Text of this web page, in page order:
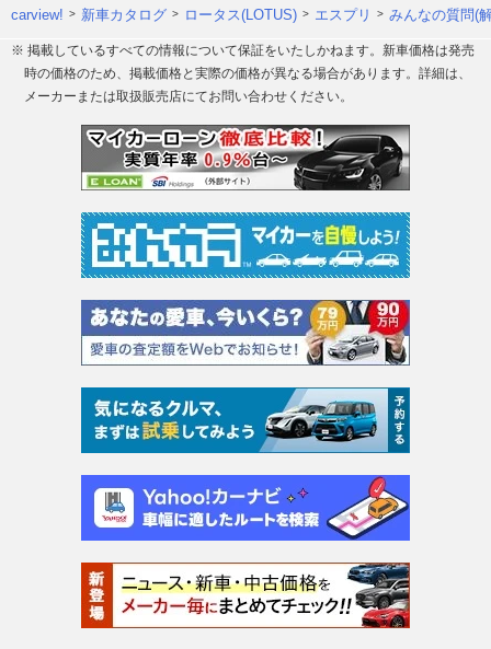
carview! 新車カタログ ロータス(LOTUS) エスプリ みんなの質問(
※ 掲載しているすべての情報について保証をいたしかねます。新車価格は発売
時の価格のため、掲載価格と実際の価格が異なる場合があります。詳細は、
メーカーまたは取扱販売店にてお問い合わせください。